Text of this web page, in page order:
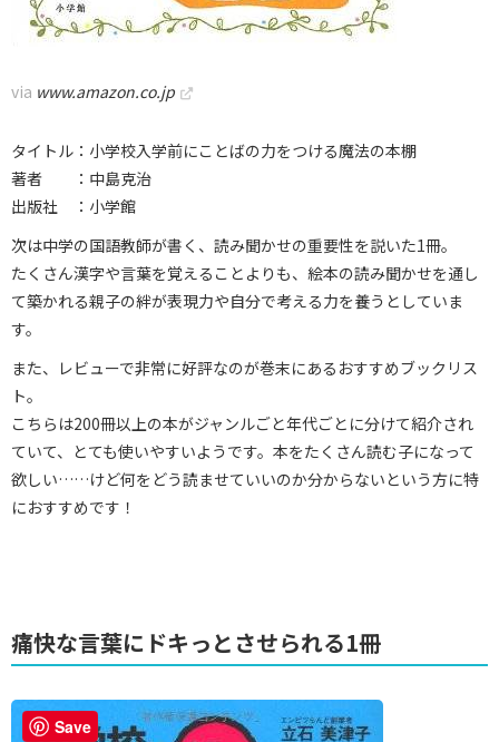
via www.amazon.co.jp
タイトル：小学校入学前にことばの力をつける魔法の本棚
著者 ：中島克治
出版社 ：小学館
次は中学の国語教師が書く、読み聞かせの重要性を説いた1冊。
たくさん漢字や言葉を覚えることよりも、絵本の読み聞かせを通し
て築かれる親子の絆が表現力や自分で考える力を養うとしていま
す。
また、レビューで非常に好評なのが巻末にあるおすすめブックリス
ト。
こちらは200冊以上の本がジャンルごと年代ごとに分けて紹介され
ていて、とても使いやすいようです。本をたくさん読む子になって
欲しい……けど何をどう読ませていいのか分からないという方に特
におすすめです！
痛快な言葉にドキっとさせられる1冊
Save